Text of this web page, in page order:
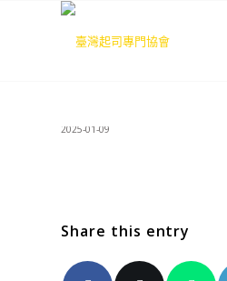
2025-01-09
Share this entry